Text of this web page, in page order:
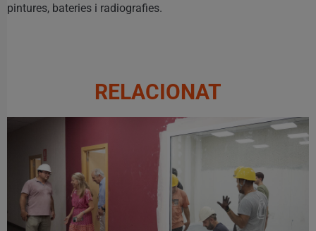
pintures, bateries i radiografies.
RELACIONAT